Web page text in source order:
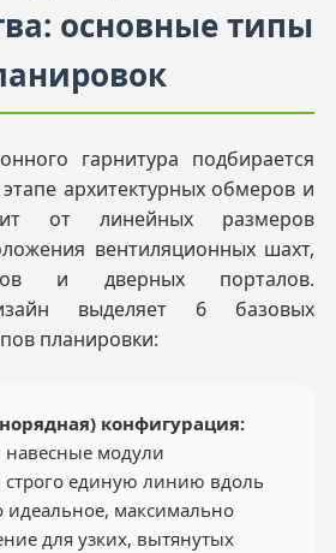
основные типы
гарнитура подбирается
архитектурных обмеров и
от линейных размеров
вентиляционных шахт,
и дверных порталов.
выделяет 6 базовых
планировки:
конфигурация:
модули
строго единую линию вдоль
идеальное, максимально
для узких, вытянутых